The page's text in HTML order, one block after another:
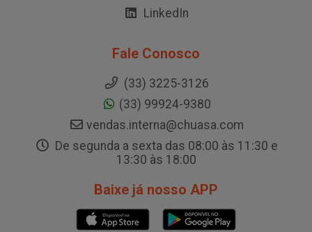
LinkedIn
Fale Conosco
(33) 3225-3126
(33) 99924-9380
vendas.interna@chuasa.com
De segunda a sexta das 08:00 às 11:30 e
13:30 às 18:00
Baixe já nosso APP